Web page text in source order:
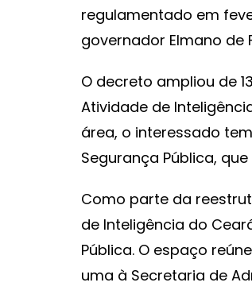
regulamentado em
governador Elmano de
O decreto ampliou de
Atividade de
área, o interessado
Segurança Pública,
Como parte da
de Inteligência do
Pública. O espaço
uma à Secretaria de